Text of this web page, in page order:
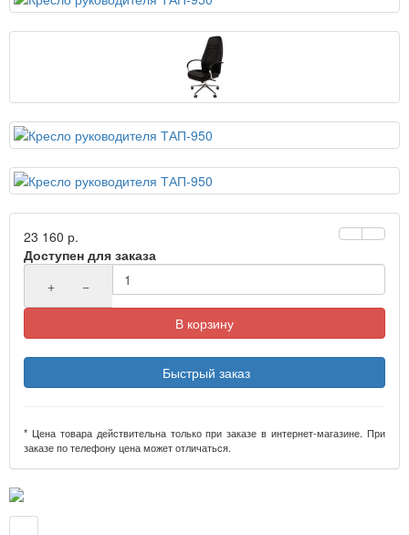
23 160 р.
Доступен для заказа
+
−
В корзину
Быстрый заказ
* Цена товара действительна только при заказе в интернет-магазине. При
заказе по телефону цена может отличаться.